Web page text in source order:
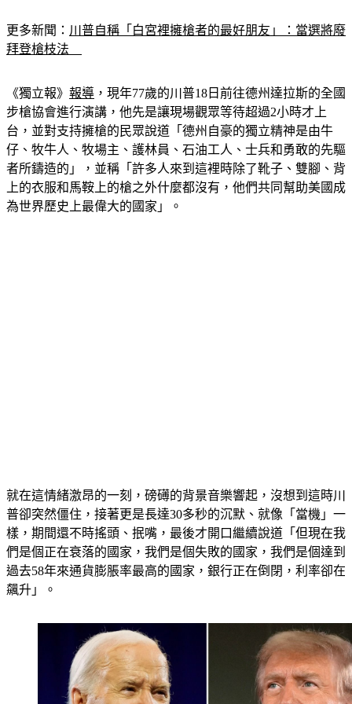
更多新聞：
《獨立報》報導，現年77歲的川普18日前往德州達拉斯的全國
步槍協會進行演講，他先是讓現場觀眾等待超過2小時才上
台，並對支持擁槍的民眾說道「德州自豪的獨立精神是由牛
仔、牧牛人、牧場主、護林員、石油工人、士兵和勇敢的先驅
者所鑄造的」，並稱「許多人來到這裡時除了靴子、雙腳、背
上的衣服和馬鞍上的槍之外什麼都沒有，他們共同幫助美國成
就在這情緒激昂的一刻，磅礡的背景音樂響起，沒想到這時川
普卻突然僵住，接著更是長達30多秒的沉默、就像「當機」一
樣，期間還不時搖頭、抿嘴，最後才開口繼續說道「但現在我
們是個正在衰落的國家，我們是個失敗的國家，我們是個達到
過去58年來通貨膨脹率最高的國家，銀行正在倒閉，利率卻在